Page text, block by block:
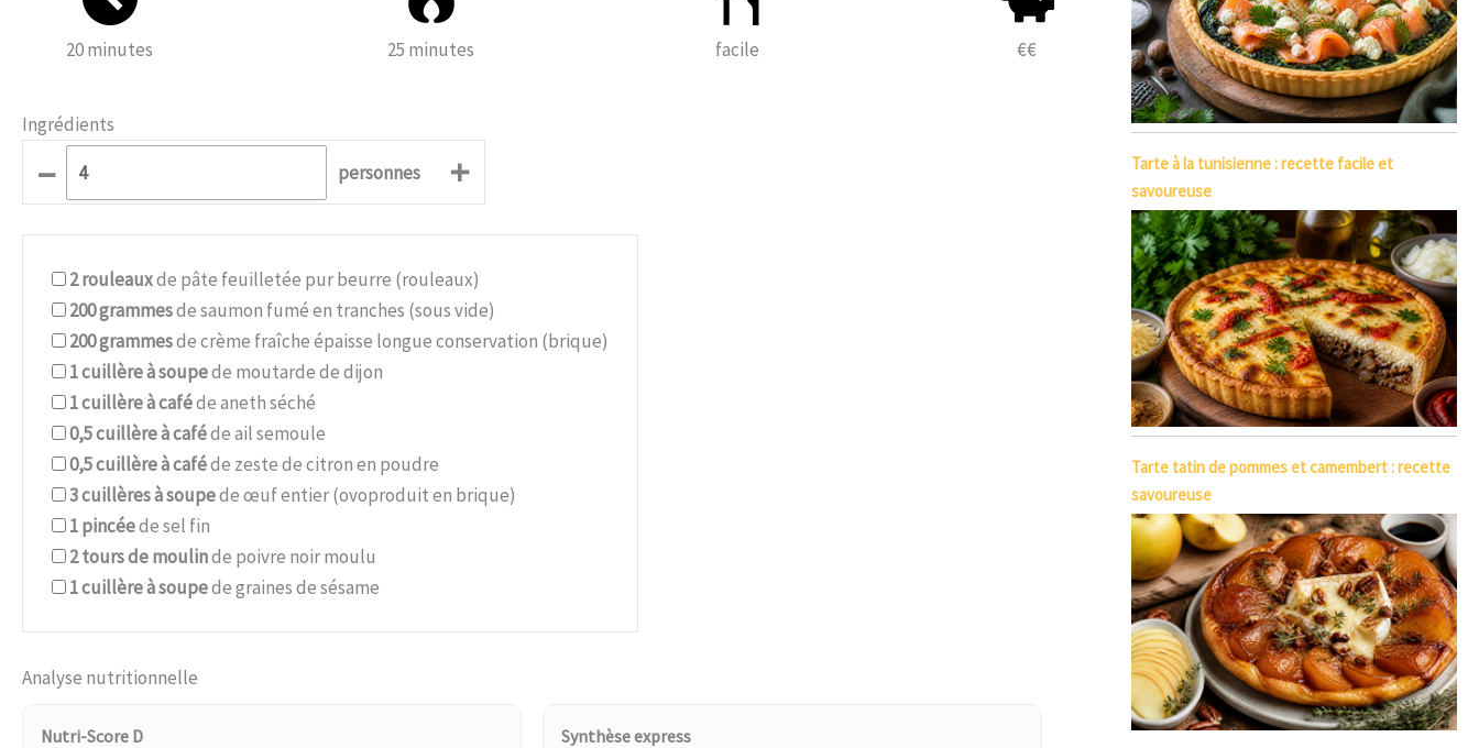
20 minutes 25 minutes facile €€
Ingrédients
– personnes +
2rouleauxde pâte feuilletée pur beurre (rouleaux)
200grammesde saumon fumé en tranches (sous vide)
200grammesde crème fraîche épaisse longue conservation (brique)
1cuillère à soupede moutarde de dijon
1cuillère à caféde aneth séché
0,5cuillère à caféde ail semoule
0,5cuillère à caféde zeste de citron en poudre
3cuillères à soupede œuf entier (ovoproduit en brique)
1pincéede sel fin
2tours de moulinde poivre noir moulu
1cuillère à soupede graines de sésame
Analyse nutritionnelle
Nutri-Score D Synthèse express
Tarte à la tunisienne : recette facile et
savoureuse
Tarte tatin de pommes et camembert : recette
savoureuse